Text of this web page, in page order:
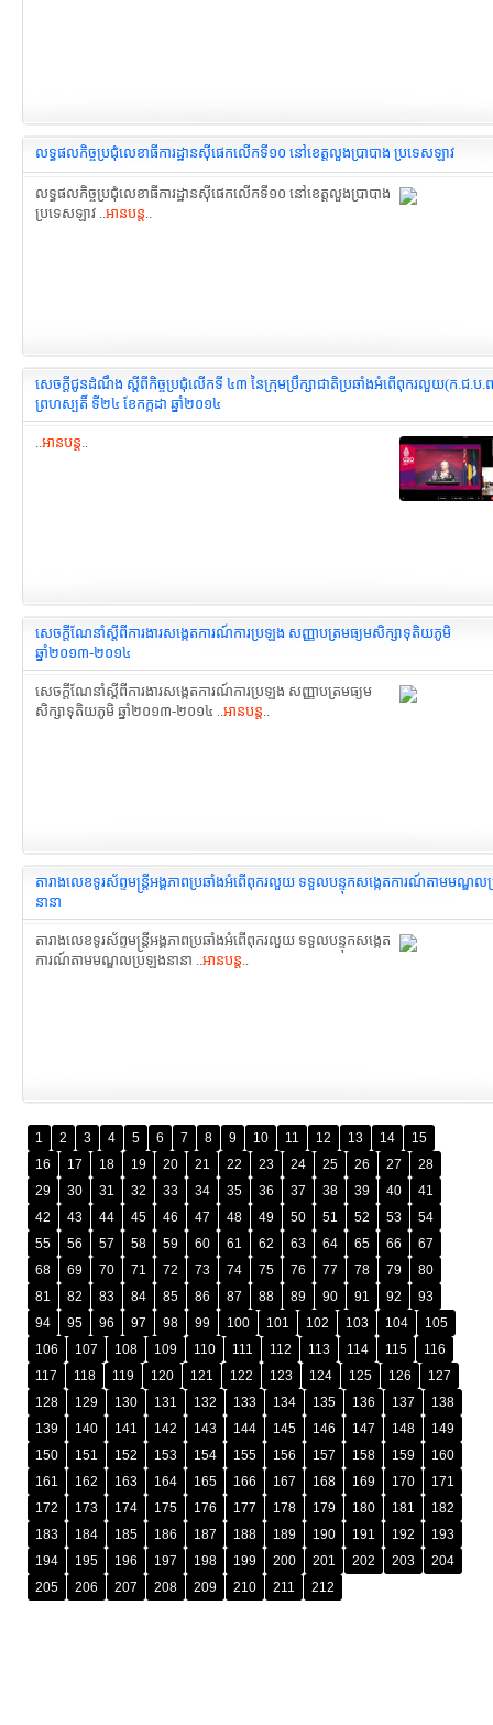
លទ្ធផលកិច្ចប្រជុំលេខាធីការដ្ឋានស៊ីផេកលើកទី១០ នៅខេត្តលួងប្រាបាង ប្រទេសឡាវ
លទ្ធផលកិច្ចប្រជុំលេខាធីការដ្ឋានស៊ីផេកលើកទី១០ នៅខេត្តលួងប្រាបាង
ប្រទេសឡាវ ..អានបន្ត..
សេចក្តីជូនដំណឹង ស្តីពីកិច្ចប្រជុំលើកទី ៤៣ នៃក្រុមប្រឹក្សាជាតិប្រឆាំងអំពើពុករលួយ(ក.ជ.ប.ព)
ព្រហស្បតិ៍ ទី២៤ ខែកក្កដា ឆ្នាំ២០១៤
..អានបន្ត..
សេចក្តីណែនាំស្តីពីការងារសង្កេតការណ៍ការប្រឡង សញ្ញាបត្រមធ្យមសិក្សាទុតិយភូមិ
ឆ្នាំ២០១៣-២០១៤
សេចក្តីណែនាំស្តីពីការងារសង្កេតការណ៍ការប្រឡង សញ្ញាបត្រមធ្យម
សិក្សាទុតិយភូមិ ឆ្នាំ២០១៣-២០១៤ ..អានបន្ត..
តារាងលេខទូរស័ព្ទមន្រ្តីអង្គភាពប្រឆាំងអំពើពុករលួយ ទទួលបន្ទុកសង្កេតការណ៍តាមមណ្ឌ
នានា
តារាងលេខទូរស័ព្ទមន្រ្តីអង្គភាពប្រឆាំងអំពើពុករលួយ ទទួលបន្ទុកសង្កេត
ការណ៍តាមមណ្ឌលប្រឡងនានា ..អានបន្ត..
1 2 3 4 5 6 7 8 9 10 11 12 13 14
15
16
17 18 19 20 21 22 23 24 25 26 27
28
29
30 31 32 33 34 35 36 37 38 39 40
41
42
43 44 45 46 47 48 49 50 51 52 53
54
55
56 57 58 59 60 61 62 63 64 65 66
67
68
69 70 71 72 73 74 75 76 77 78 79
80
81
82 83 84 85 86 87 88 89 90 91 92
93
94
95 96 97 98 99 100 101 102 103 104
105
106
107 108 109 110 111 112 113 114 115
116
117
118 119 120 121 122 123 124 125 126
127
128
129 130 131 132 133 134 135 136 137
138
139
140 141 142 143 144 145 146 147 148
149
150
151 152 153 154 155 156 157 158 159
160
161
162 163 164 165 166 167 168 169 170
171
172
173 174 175 176 177 178 179 180 181
182
183
184 185 186 187 188 189 190 191 192
193
194
195 196 197 198 199 200 201 202 203
204
205
206 207 208 209 210 211 212